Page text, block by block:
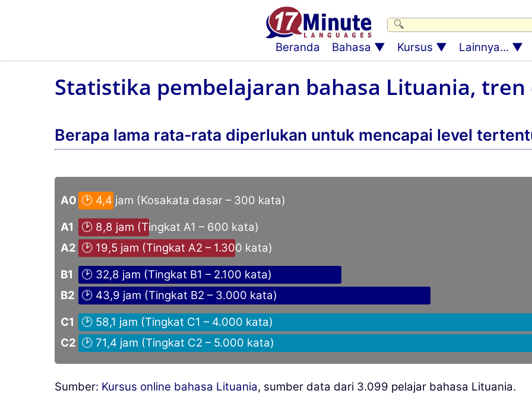
Beranda Bahasa Kursus Lainnya...
Statistika pembelajaran bahasa Lituania, tren
Berapa lama rata-rata diperlukan untuk mencapai level
A0 🕑 4,4 jam ­(Kosakata dasar – 300 kata)
A1
🕑 8,8 jam ­(Tingkat A1 – 600 kata)
A2 🕑 19,5 jam ­(Tingkat A2 – 1.300 kata)
B1
🕑 32,8 jam ­(Tingkat B1 – 2.100 kata)
B2 🕑 43,9 jam ­(Tingkat B2 – 3.000 kata)
C1
🕑 58,1 jam ­(Tingkat C1 – 4.000 kata)
C2 🕑 71,4 jam ­(Tingkat C2 – 5.000 kata)
Sumber: Kursus online bahasa Lituania, sumber data dari 3.099 pelajar bahasa Lituania.